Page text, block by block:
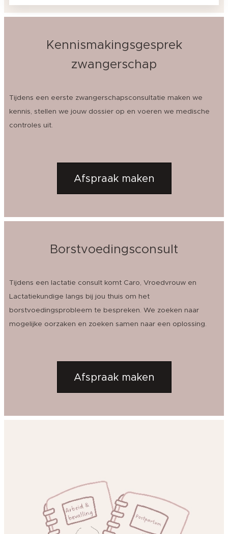
Kennismakingsgesprek
zwangerschap
Tijdens een eerste zwangerschapsconsultatie maken we
kennis, stellen we jouw dossier op en voeren we medische
controles uit.
Afspraak maken
Borstvoedingsconsult
Tijdens een lactatie consult komt Caro, Vroedvrouw en
Lactatiekundige langs bij jou thuis om het
borstvoedingsprobleem te bespreken. We zoeken naar
mogelijke oorzaken en zoeken samen naar een oplossing.
Afspraak maken